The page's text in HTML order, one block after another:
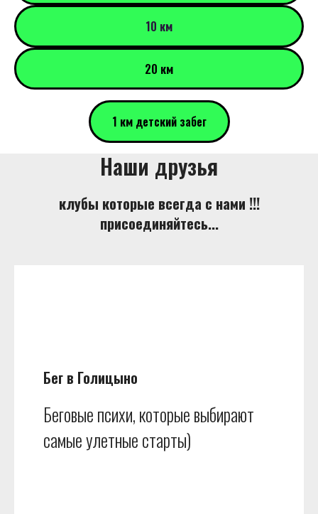
10 км
20 км
1 км детский забег
Наши друзья
клубы которые всегда с нами !!!
присоединяйтесь...
Бег в Голицыно
Беговые психи, которые выбирают
самые улетные старты)